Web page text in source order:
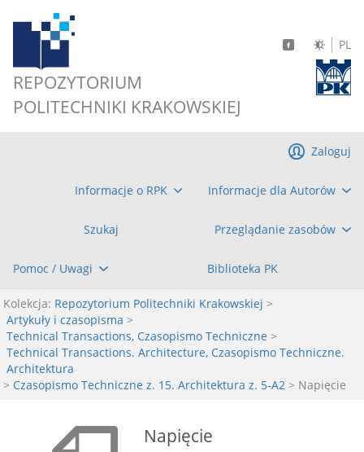
REPOZYTORIUM
POLITECHNIKI KRAKOWSKIEJ
PL
Informacje o RPK Informacje dla Autorów
Szukaj Przeglądanie zasobów
Pomoc / Uwagi Biblioteka PK
Zaloguj
Kolekcja: Repozytorium Politechniki Krakowskiej >
Artykuły i czasopisma >
Technical Transactions, Czasopismo Techniczne >
Technical Transactions. Architecture, Czasopismo Techniczne.
Architektura
> Czasopismo Techniczne z. 15. Architektura z. 5-A2 > Napięcie
Napięcie